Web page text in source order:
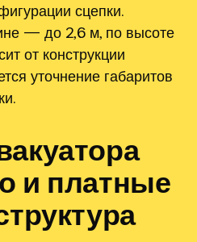
сцепки.
— до 2,6 м, по высоте
от конструкции
уточнение габаритов
и платные